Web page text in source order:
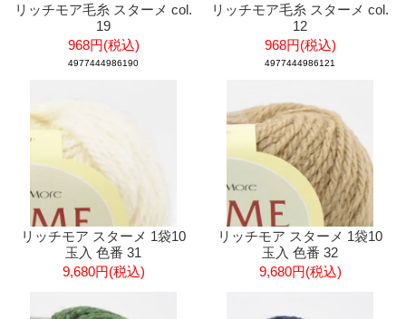
リッチモア毛糸 スターメ col.
19
968円(税込)
4977444986190
リッチモア毛糸 スターメ col.
12
968円(税込)
4977444986121
リッチモア スターメ 1袋10
玉入 色番 31
9,680円(税込)
リッチモア スターメ 1袋10
玉入 色番 32
9,680円(税込)